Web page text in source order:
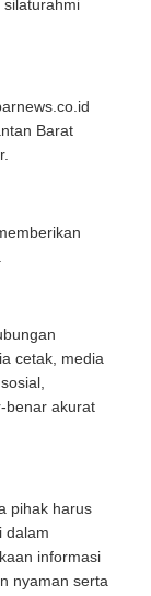
silaturahmi
Barat
cetak, media
benar akurat
pihak harus
dalam
informasi
nyaman serta